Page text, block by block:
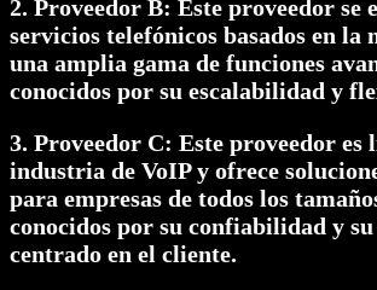
2. Proveedor B: Este proveedor se
servicios telefónicos basados en la
una amplia gama de funciones
conocidos por su escalabilidad y
3. Proveedor C: Este proveedor es
industria de VoIP y ofrece
para empresas de todos los
conocidos por su confiabilidad y
centrado en el cliente.